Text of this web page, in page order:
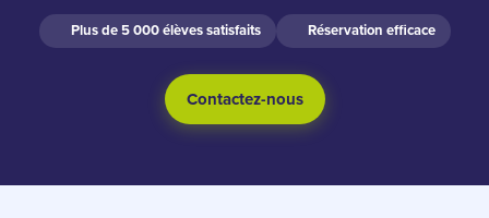
Plus de 5 000 élèves satisfaits Réservation efficace
Contactez-nous